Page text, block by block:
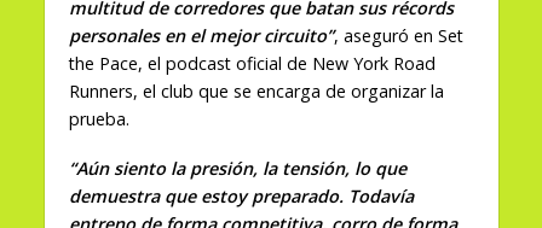
multitud de corredores que batan sus récords
personales en el mejor circuito”, aseguró en Set
the Pace, el podcast oficial de New York Road
Runners, el club que se encarga de organizar la
prueba.
“Aún siento la presión, la tensión, lo que
demuestra que estoy preparado. Todavía